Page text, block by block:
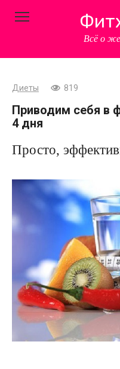
Всё о
Диеты 819
Приводим себя в
4 дня
Просто,